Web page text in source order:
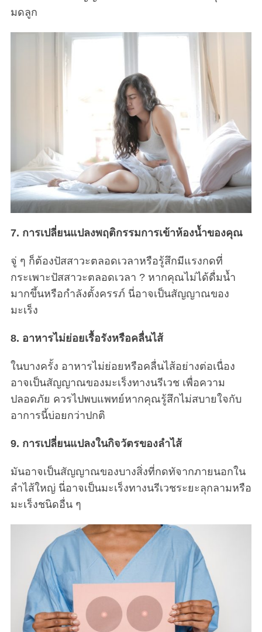
มดลูก
7. การเปลี่ยนแปลงพฤติกรรมการเข้าห้องน้ำของคุณ
จู่ ๆ ก็ต้องปัสสาวะตลอดเวลาหรือรู้สึกมีแรงกดที่
กระเพาะปัสสาวะตลอดเวลา ? หากคุณไม่ได้ดื่มน้ำ
มากขึ้นหรือกำลังตั้งครรภ์ นี่อาจเป็นสัญญาณของ
มะเร็ง
8. อาหารไม่ย่อยเรื้อรังหรือคลื่นไส้
ในบางครั้ง อาหารไม่ย่อยหรือคลื่นไส้อย่างต่อเนื่อง
อาจเป็นสัญญาณของมะเร็งทางนรีเวช เพื่อความ
ปลอดภัย ควรไปพบแพทย์หากคุณรู้สึกไม่สบายใจกับ
อาการนี้บ่อยกว่าปกติ
9. การเปลี่ยนแปลงในกิจวัตรของลำไส้
มันอาจเป็นสัญญาณของบางสิ่งที่กดทัจากภายนอกใน
ลำไส้ใหญ่ นี่อาจเป็นมะเร็งทางนรีเวชระยะลุกลามหรือ
มะเร็งชนิดอื่น ๆ